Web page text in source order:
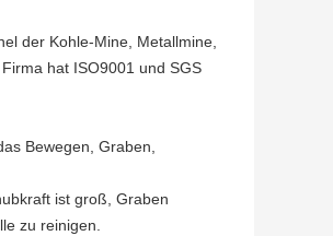
der Kohle-Mine, Metallmine,
hat ISO9001 und SGS
Bewegen, Graben,
ist groß, Graben
zu reinigen.